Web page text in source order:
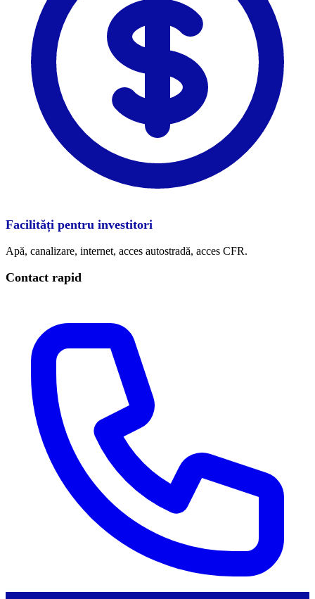
Facilități pentru investitori
Apă, canalizare, internet, acces autostradă, acces CFR.
Contact rapid